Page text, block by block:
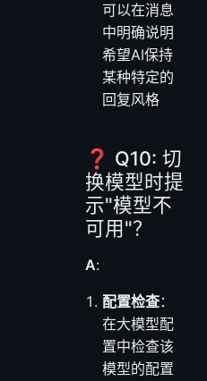
可以在消息
中明确说明
希望AI保持
某种特定的
回复风格
❓ Q10: 切
换模型时提
示"模型不
可用"？
A:
配置检查：
在大模型配
置中检查该
模型的配置